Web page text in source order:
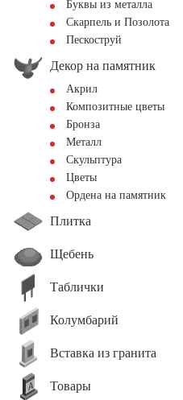
Буквы из металла
Скарпель и Позолота
Пескоструй
Декор на памятник
Акрил
Композитные цветы
Бронза
Металл
Скульптура
Цветы
Ордена на памятник
Плитка
Щебень
Таблички
Колумбарий
Вставка из гранита
Товары